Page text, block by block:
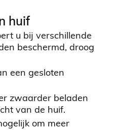
huif
u bij verschillende
beschermd, droog
een gesloten
zwaarder beladen
van de huif.
om meer